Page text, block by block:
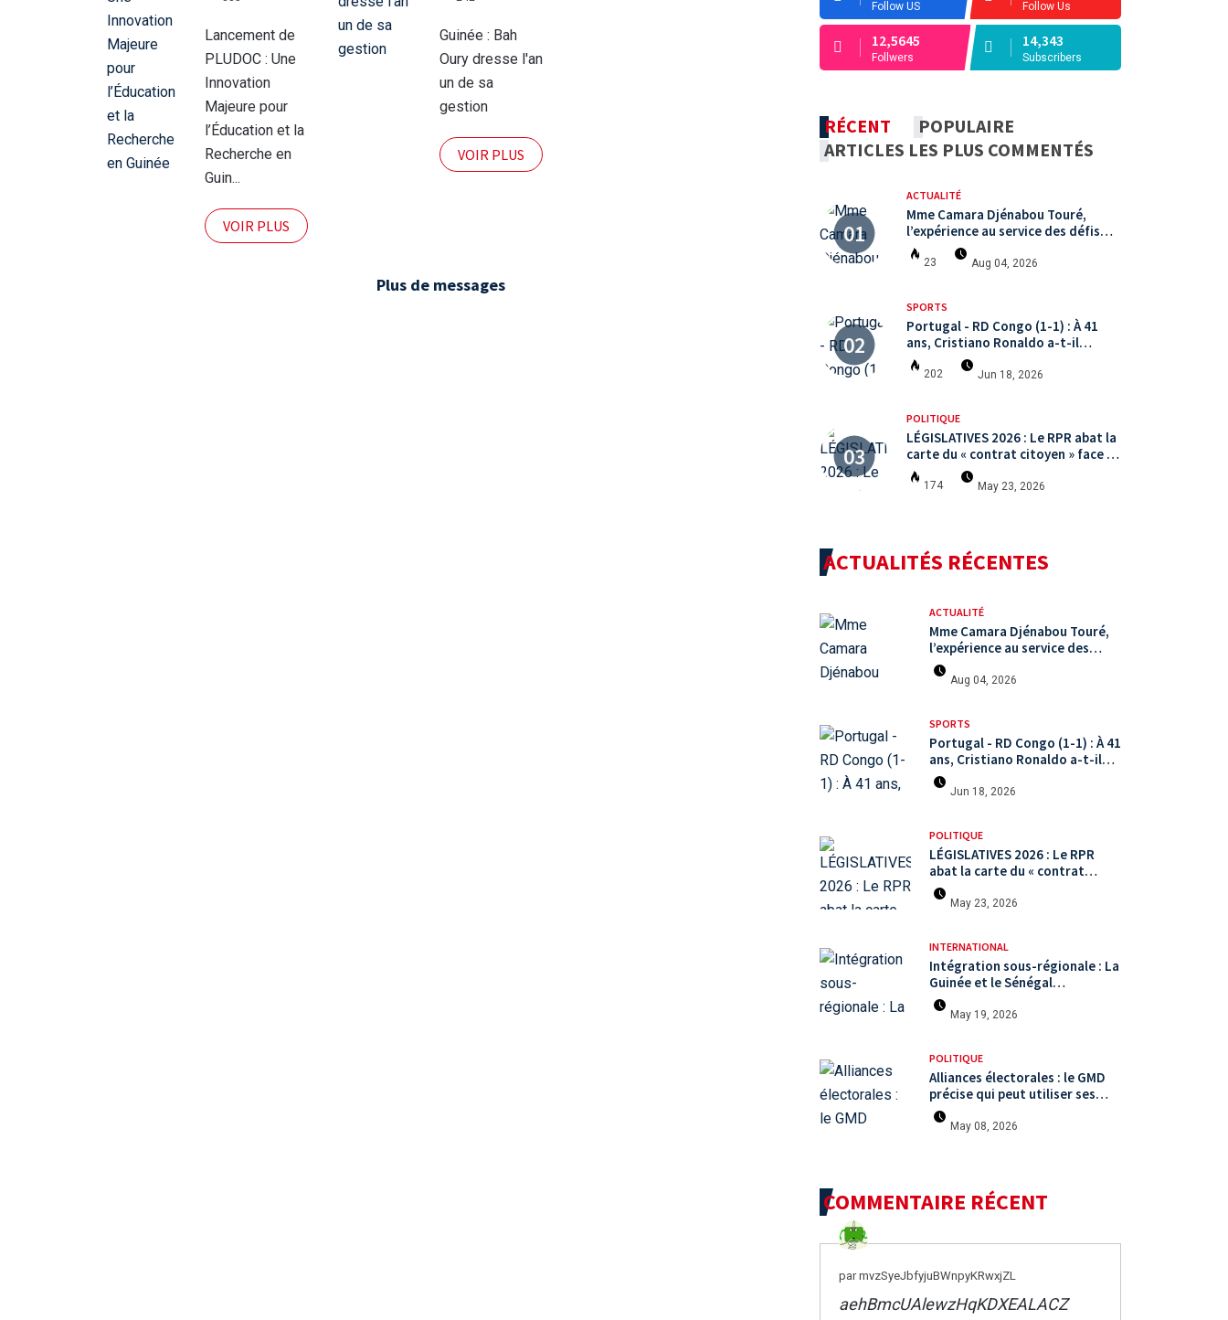
l’Éducation
et la
Recherche
en Guinée
Lancement de
PLUDOC : Une
Innovation
Majeure pour
l’Éducation et la
Recherche en
Guin...
VOIR PLUS
Guinée : Bah
Oury dresse l'an
un de sa
gestion
VOIR PLUS
Plus de messages
Follow US Follow Us
12,5645
Follwers
14,343
Subscribers
RÉCENT
POPULAIRE
ARTICLES LES PLUS COMMENTÉS
ACTUALITÉ
Mme Camara Djénabou Touré,
l’expérience au service des défis
territoriaux sous la 5ème
République
23 Aug 04, 2026
SPORTS
Portugal - RD Congo (1-1) : À 41
ans, Cristiano Ronaldo a-t-il
encore le niveau international ?
202 Jun 18, 2026
POLITIQUE
LÉGISLATIVES 2026 : Le RPR abat la
carte du « contrat citoyen » face à
une arène politique saturée.
174 May 23, 2026
ACTUALITÉS RÉCENTES
ACTUALITÉ
Mme Camara Djénabou Touré,
l’expérience au service des
défis territoriaux sous la 5ème
République
Aug 04, 2026
SPORTS
Portugal - RD Congo (1-1) : À 41
ans, Cristiano Ronaldo a-t-il
encore le niveau international ?
Jun 18, 2026
POLITIQUE
LÉGISLATIVES 2026 : Le RPR
abat la carte du « contrat
citoyen » face à une arène
politique saturée.
May 23, 2026
INTERNATIONAL
Intégration sous-régionale : La
Guinée et le Sénégal
mutualisent leurs efforts à
Koundara via le programme
May 19, 2026
POLITIQUE
Alliances électorales : le GMD
précise qui peut utiliser ses
symboles de campagne avant le
scrutin du 31 mai
May 08, 2026
COMMENTAIRE RÉCENT
par mvzSyeJbfyjuBWnpyKRwxjZL
aehBmcUAlewzHqKDXEALACZ